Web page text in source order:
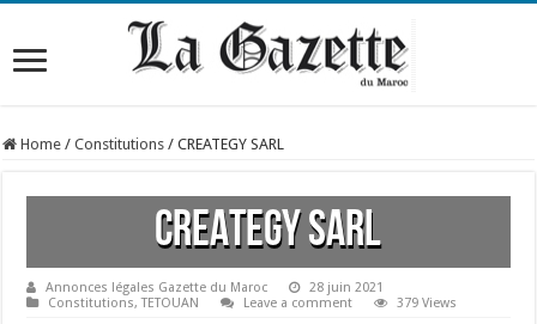
Home / Constitutions / CREATEGY SARL
CREATEGY SARL
Annonces légales Gazette du Maroc
28 juin 2021
Constitutions,TETOUAN Leave a comment 379 Views